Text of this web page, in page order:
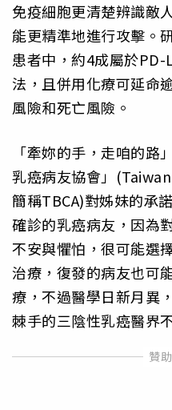
免疫細胞更清楚辨識敵
能更精準地進行攻擊。
患者中，約4成屬於
法，且併用化療可延命
風險和死亡風險。
「牽妳的手，走咱的路
乳癌病友協會」
簡稱TBCA)對姊妹的承
確診的乳癌病友，因為
不安與懼怕，很可能選
治療，復發的病友也可
療，不過醫學日新月異
棘手的三陰性乳癌醫界